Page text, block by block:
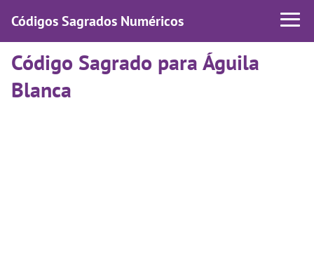
Códigos Sagrados Numéricos
Código Sagrado para Águila
Blanca